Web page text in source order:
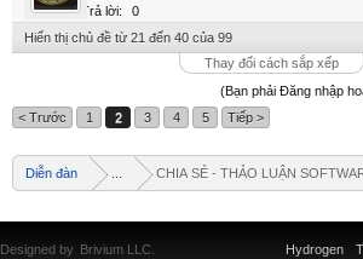
Trả lời:
0
Hiển thị chủ đề từ 21 đến 40 của 99
Thay đổi cách sắp xếp
(Bạn phải Đăng nhập
< Trước
1 2 3 4 5 Tiếp >
Diễn đàn CHIA SẺ - THẢO LUẬN
Hydrogen
Designed by Brivium LLC.